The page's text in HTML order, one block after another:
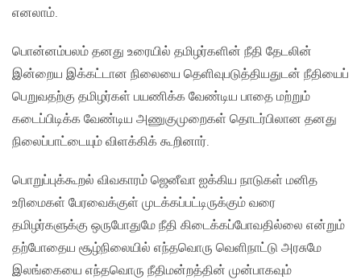
எனலாம்.
பொன்னம்பலம் தனது உரையில் தமிழர்களின் நீதி தேடலின்
இன்றைய இக்கட்டான நிலையை தெளிவுபடுத்தியதுடன் நீதியைப்
பெறுவதற்கு தமிழர்கள் பயணிக்க வேண்டிய பாதை மற்றும்
கடைப்பிடிக்க வேண்டிய அணுகுமுறைகள் தொடர்பிலான தனது
நிலைப்பாட்டையும் விளக்கிக் கூறினார்.
பொறுப்புக்கூறல் விவகாரம் ஜெனீவா ஐக்கிய நாடுகள் மனித
உரிமைகள் பேரவைக்குள் முடக்கப்பட்டிருக்கும் வரை
தமிழர்களுக்கு ஒருபோதுமே நீதி கிடைக்கப்போவதில்லை என்றும்
தற்போதைய சூழ்நிலையில் எந்தவொரு வெளிநாட்டு அரசுமே
இலங்கையை எந்தவொரு நீதிமன்றத்தின் முன்பாகவும்